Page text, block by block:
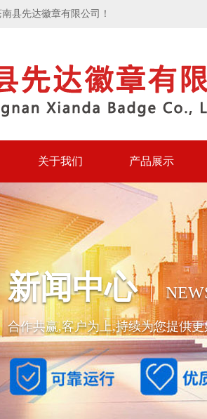
县先达徽章有限公司！
关于我们 产品展示
新闻中心
合作共赢,客户为上,持续为您提供